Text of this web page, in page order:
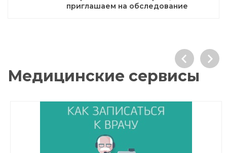
приглашаем на обследование
Медицинские сервисы